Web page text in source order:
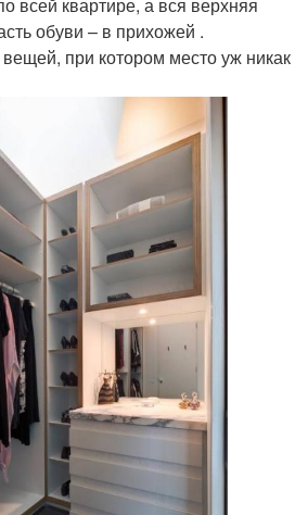
обуви – в прихожей .
при котором место уж никак